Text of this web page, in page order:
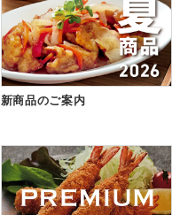
新商品のご案内